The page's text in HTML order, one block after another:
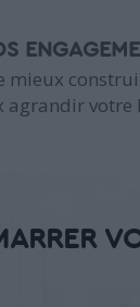
mieux
agrandir votre